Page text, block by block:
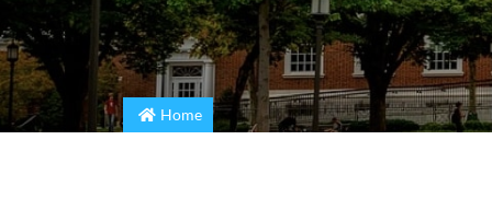
Home